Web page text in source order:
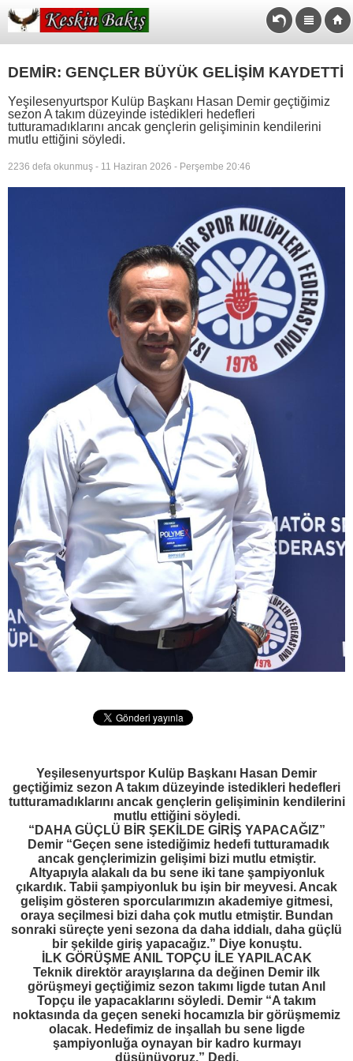
DEMİR: GENÇLER BÜYÜK GELİŞİM KAYDETTİ
Yeşilesenyurtspor Kulüp Başkanı Hasan Demir geçtiğimiz
sezon A takım düzeyinde istedikleri hedefleri
tutturamadıklarını ancak gençlerin gelişiminin kendilerini
mutlu ettiğini söyledi.
2236 defa okunmuş - 11 Haziran 2026 - Perşembe 20:46
Yeşilesenyurtspor Kulüp Başkanı Hasan Demir
geçtiğimiz sezon A takım düzeyinde istedikleri hedefleri
tutturamadıklarını ancak gençlerin gelişiminin kendilerini
mutlu ettiğini söyledi.
“DAHA GÜÇLÜ BİR ŞEKİLDE GİRİŞ YAPACAĞIZ”
Demir “Geçen sene istediğimiz hedefi tutturamadık
ancak gençlerimizin gelişimi bizi mutlu etmiştir.
Altyapıyla alakalı da bu sene iki tane şampiyonluk
çıkardık. Tabii şampiyonluk bu işin bir meyvesi. Ancak
gelişim gösteren sporcularımızın akademiye gitmesi,
oraya seçilmesi bizi daha çok mutlu etmiştir. Bundan
sonraki süreçte yeni sezona da daha iddialı, daha güçlü
bir şekilde giriş yapacağız.” Diye konuştu.
İLK GÖRÜŞME ANIL TOPÇU İLE YAPILACAK
Teknik direktör arayışlarına da değinen Demir ilk
görüşmeyi geçtiğimiz sezon takımı ligde tutan Anıl
Topçu ile yapacaklarını söyledi. Demir “A takım
noktasında da geçen seneki hocamızla bir görüşmemiz
olacak. Hedefimiz de inşallah bu sene ligde
şampiyonluğa oynayan bir kadro kurmayı
düşünüyoruz.” Dedi.